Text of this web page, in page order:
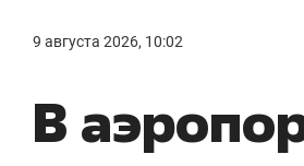
9 августа 2026, 10:02
В